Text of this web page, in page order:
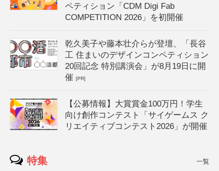
ペティション「CDM Digi Fab
COMPETITION 2026」を初開催
乾久美子や藤本壮介らが登壇、「長谷
工 住まいのデザインコンペティション
20回記念 特別講演会」が8月19日に開
催[PR]
【公募情報】大賞賞金100万円！学生
向け創作コンテスト「サイゲームス ク
リエイティブコンテスト2026」が開催
特集 一覧